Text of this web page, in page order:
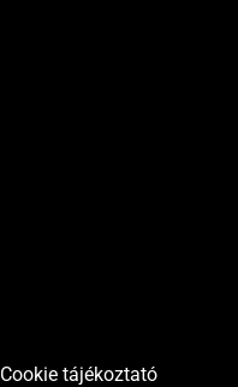
Cookie tájékoztató